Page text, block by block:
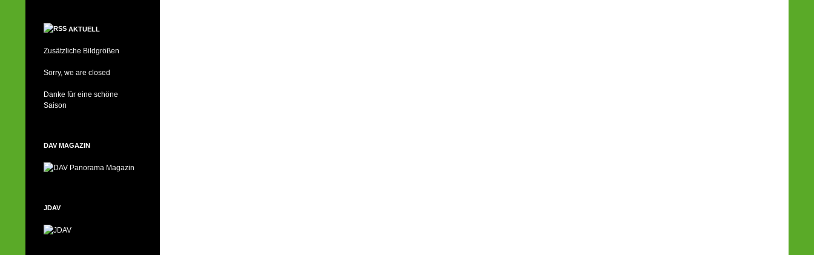
AKTUELL
Zusätzliche Bildgrößen
Sorry, we are closed
Danke für eine schöne
Saison
DAV MAGAZIN
JDAV